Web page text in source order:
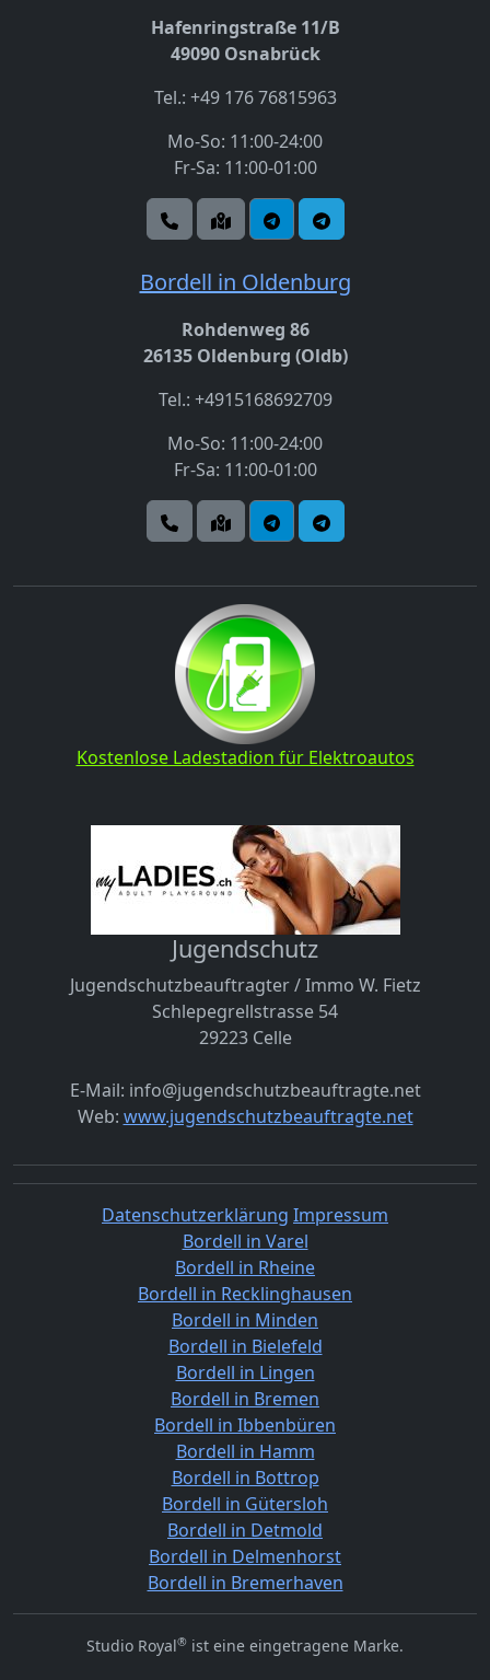
Hafenringstraße 11/B
49090 Osnabrück
Tel.: +49 176 76815963
Mo-So: 11:00-24:00
Fr-Sa: 11:00-01:00
Bordell in Oldenburg
Rohdenweg 86
26135 Oldenburg (Oldb)
Tel.: +4915168692709
Mo-So: 11:00-24:00
Fr-Sa: 11:00-01:00
Kostenlose Ladestadion für Elektroautos
Jugendschutz
Jugendschutzbeauftragter / Immo W. Fietz
Schlepegrellstrasse 54
29223 Celle
E-Mail: info@jugendschutzbeauftragte.net
Web: www.jugendschutzbeauftragte.net
Datenschutzerklärung Impressum
Bordell in Varel
Bordell in Rheine
Bordell in Recklinghausen
Bordell in Minden
Bordell in Bielefeld
Bordell in Lingen
Bordell in Bremen
Bordell in Ibbenbüren
Bordell in Hamm
Bordell in Bottrop
Bordell in Gütersloh
Bordell in Detmold
Bordell in Delmenhorst
Bordell in Bremerhaven
Studio Royal® ist eine eingetragene Marke.